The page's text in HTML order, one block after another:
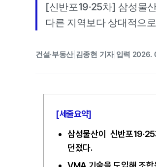
[신반포19·25차] 삼성물
다른 지역보다 상대적으
건설·부동산| 김종현 기자| 입력 2026.
[세줄요약]
삼성물산이 신반포
던졌다.